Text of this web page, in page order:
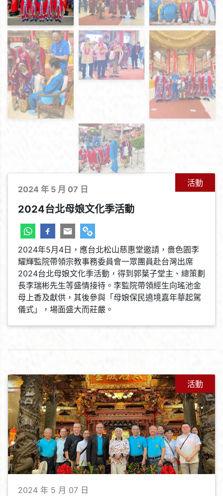
活動
2024 年 5 月 07 日
2024台北母娘文化季活動
2024年5月4日，應台北松山慈惠堂邀請，嗇色園李
耀輝監院帶領宗教事務委員會一眾團員赴台灣出席
2024台北母娘文化季活動，得到郭葉子堂主、總策劃
長李瑞彬先生等盛情接待。李監院帶領經生向瑤池金
母上香及獻供，其後參與「母娘保民遶境嘉年華起駕
儀式」，場面盛大而莊嚴。
活動
2024 年 5 月 07 日